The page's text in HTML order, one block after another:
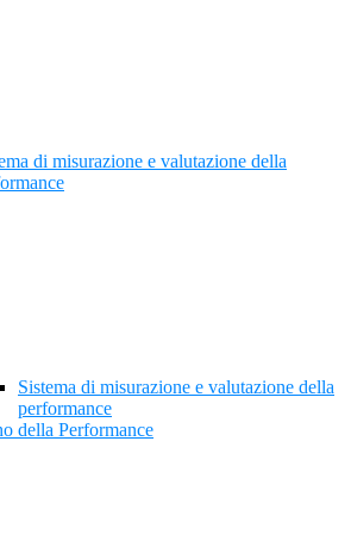
di misurazione e valutazione della
Sistema di misurazione e valutazione della
performance
della Performance